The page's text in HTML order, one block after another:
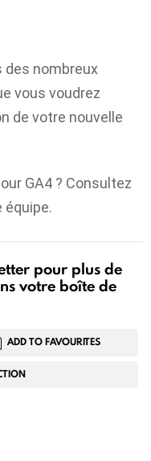
des nombreux
vous voudrez
de votre nouvelle
GA4 ? Consultez
pour plus de
votre boîte de
ADD TO FAVOURITES